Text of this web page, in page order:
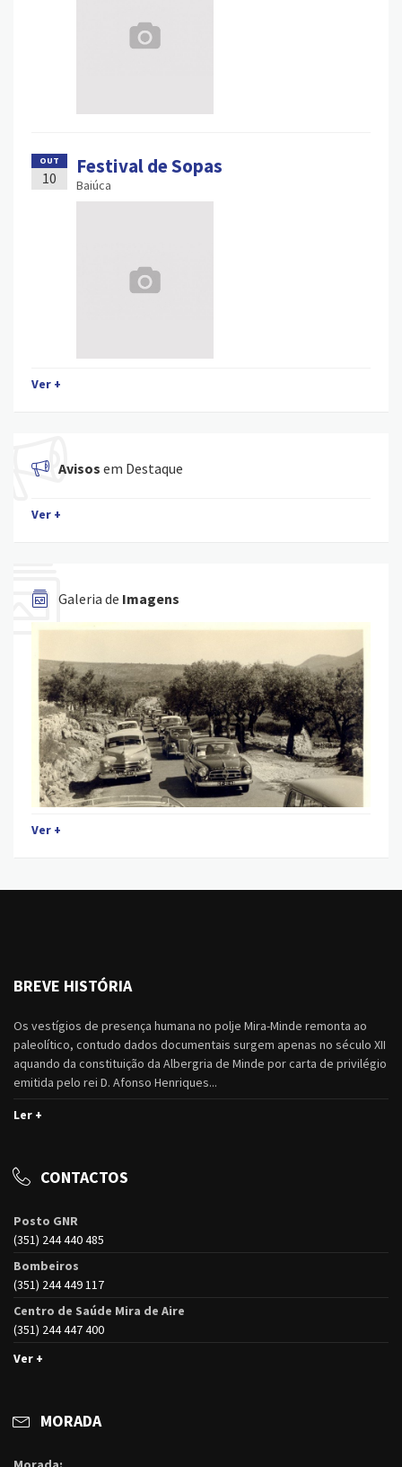
OUT
10 Festival de Sopas
Baiúca
Ver +
Avisos em Destaque
Ver +
Galeria de Imagens
Ver +
BREVE HISTÓRIA
Os vestígios de presença humana no polje Mira-Minde remonta ao
paleolítico, contudo dados documentais surgem apenas no século XII
aquando da constituição da Albergria de Minde por carta de privilégio
emitida pelo rei D. Afonso Henriques...
Ler +
CONTACTOS
Posto GNR
(351) 244 440 485
Bombeiros
(351) 244 449 117
Centro de Saúde Mira de Aire
(351) 244 447 400
Ver +
MORADA